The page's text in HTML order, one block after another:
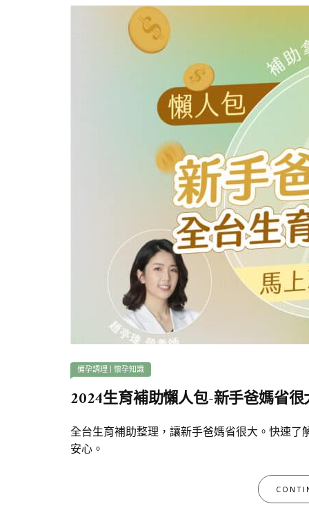
備孕調理 懷孕知識
2024生育補助懶人包-新手爸媽省很
全台生育補助整理，讓新手爸媽省很大。快速
安心。